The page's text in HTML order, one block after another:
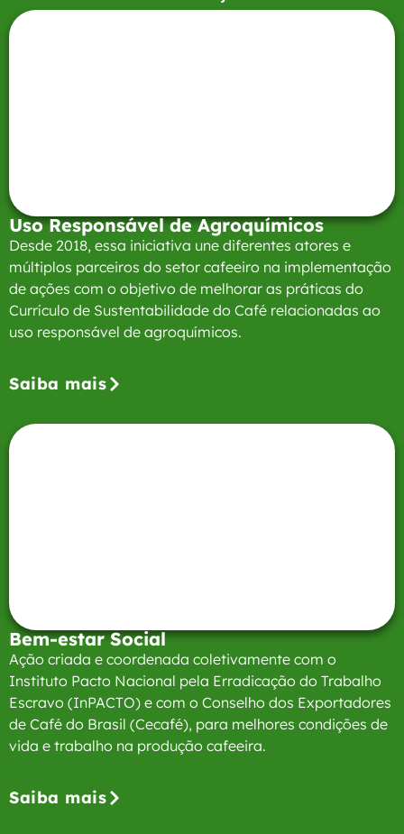
Uso Responsável de Agroquímicos
Desde 2018, essa iniciativa une diferentes atores e
múltiplos parceiros do setor cafeeiro na implementação
de ações com o objetivo de melhorar as práticas do
Currículo de Sustentabilidade do Café relacionadas ao
uso responsável de agroquímicos.
Saiba mais
Bem-estar Social
Ação criada e coordenada coletivamente com o
Instituto Pacto Nacional pela Erradicação do Trabalho
Escravo (InPACTO) e com o Conselho dos Exportadores
de Café do Brasil (Cecafé), para melhores condições de
vida e trabalho na produção cafeeira.
Saiba mais